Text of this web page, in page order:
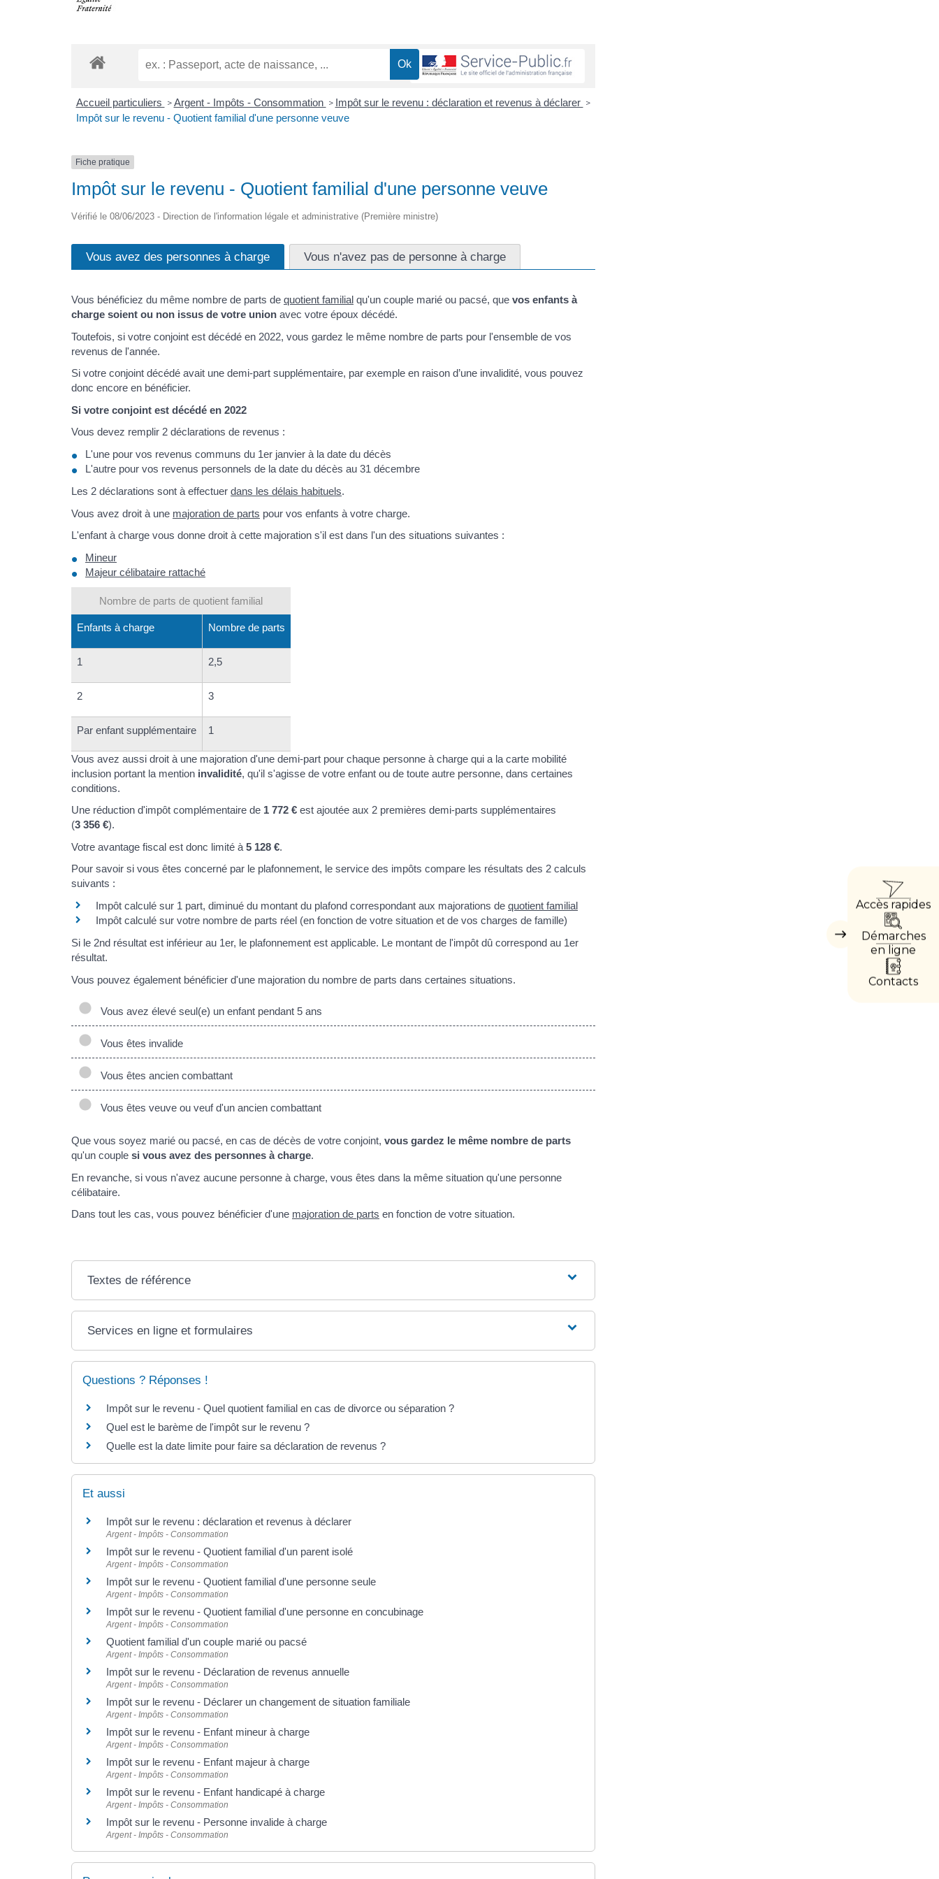
Masquer
Accès rapides
Démarches
en ligne
Contacts
Accueil particuliers > Argent - Impôts - Consommation > Impôt sur le revenu : déclaration et revenus à déclarer >
Impôt sur le revenu - Quotient familial d'une personne veuve
Fiche pratique
Impôt sur le revenu - Quotient familial d'une personne veuve
Vérifié le 08/06/2023 - Direction de l'information légale et administrative (Première ministre)
Vous avez des personnes à charge Vous n'avez pas de personne à charge
Vous bénéficiez du même nombre de parts de quotient familial qu'un couple marié ou pacsé, que vos enfants à
charge soient ou non issus de votre union avec votre époux décédé.
Toutefois, si votre conjoint est décédé en 2022, vous gardez le même nombre de parts pour l'ensemble de vos
revenus de l'année.
Si votre conjoint décédé avait une demi-part supplémentaire, par exemple en raison d’une invalidité, vous pouvez
donc encore en bénéficier.
Si votre conjoint est décédé en 2022
Vous devez remplir 2 déclarations de revenus :
L'une pour vos revenus communs du 1er janvier à la date du décès
L'autre pour vos revenus personnels de la date du décès au 31 décembre
Les 2 déclarations sont à effectuer dans les délais habituels.
Vous avez droit à une majoration de parts pour vos enfants à votre charge.
L'enfant à charge vous donne droit à cette majoration s'il est dans l'un des situations suivantes :
Mineur
Majeur célibataire rattaché
Nombre de parts de quotient familial
Enfants à charge Nombre de parts
1 2,5
2 3
Par enfant supplémentaire 1
Vous avez aussi droit à une majoration d'une demi-part pour chaque personne à charge qui a la carte mobilité
inclusion portant la mention invalidité, qu'il s'agisse de votre enfant ou de toute autre personne, dans certaines
conditions.
Une réduction d'impôt complémentaire de 1 772 € est ajoutée aux 2 premières demi-parts supplémentaires
(3 356 €).
Votre avantage fiscal est donc limité à 5 128 €.
Pour savoir si vous êtes concerné par le plafonnement, le service des impôts compare les résultats des 2 calculs
suivants :
Impôt calculé sur 1 part, diminué du montant du plafond correspondant aux majorations de quotient familial
Impôt calculé sur votre nombre de parts réel (en fonction de votre situation et de vos charges de famille)
Si le 2nd résultat est inférieur au 1er, le plafonnement est applicable. Le montant de l'impôt dû correspond au 1er
résultat.
Vous pouvez également bénéficier d'une majoration du nombre de parts dans certaines situations.
Vous avez élevé seul(e) un enfant pendant 5 ans
Vous êtes invalide
Vous êtes ancien combattant
Vous êtes veuve ou veuf d'un ancien combattant
Que vous soyez marié ou pacsé, en cas de décès de votre conjoint, vous gardez le même nombre de parts
qu'un couple si vous avez des personnes à charge.
En revanche, si vous n'avez aucune personne à charge, vous êtes dans la même situation qu'une personne
célibataire.
Dans tout les cas, vous pouvez bénéficier d'une majoration de parts en fonction de votre situation.
Textes de référence
Services en ligne et formulaires
Questions ? Réponses !
Impôt sur le revenu - Quel quotient familial en cas de divorce ou séparation ?
Quel est le barème de l'impôt sur le revenu ?
Quelle est la date limite pour faire sa déclaration de revenus ?
Et aussi
Impôt sur le revenu : déclaration et revenus à déclarer
Argent - Impôts - Consommation
Impôt sur le revenu - Quotient familial d'un parent isolé
Argent - Impôts - Consommation
Impôt sur le revenu - Quotient familial d'une personne seule
Argent - Impôts - Consommation
Impôt sur le revenu - Quotient familial d'une personne en concubinage
Argent - Impôts - Consommation
Quotient familial d'un couple marié ou pacsé
Argent - Impôts - Consommation
Impôt sur le revenu - Déclaration de revenus annuelle
Argent - Impôts - Consommation
Impôt sur le revenu - Déclarer un changement de situation familiale
Argent - Impôts - Consommation
Impôt sur le revenu - Enfant mineur à charge
Argent - Impôts - Consommation
Impôt sur le revenu - Enfant majeur à charge
Argent - Impôts - Consommation
Impôt sur le revenu - Enfant handicapé à charge
Argent - Impôts - Consommation
Impôt sur le revenu - Personne invalide à charge
Argent - Impôts - Consommation